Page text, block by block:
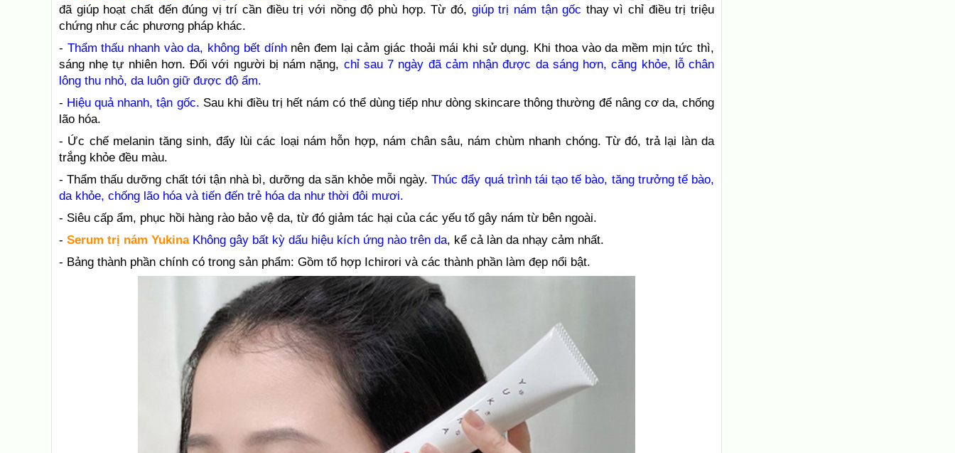
đã giúp hoạt chất đến đúng vị trí cần điều trị với nồng độ phù hợp. Từ đó, giúp trị nám tận gốc thay vì chỉ điều trị triệu
chứng như các phương pháp khác.
- Thẩm thấu nhanh vào da, không bết dínhnên đem lại cảm giác thoải mái khi sử dụng. Khi thoa vào da mềm mịn tức thì,
sáng nhẹ tự nhiên hơn. Đối với người bị nám nặng, chỉ sau 7 ngày đã cảm nhận được da sáng hơn, căng khỏe, lỗ chân
lông thu nhỏ, da luôn giữ được độ ẩm.
- Hiệu quả nhanh, tận gốc. Sau khi điều trị hết nám có thể dùng tiếp như dòng skincare thông thường để nâng cơ da, chống
lão hóa.
- Ức chế melanin tăng sinh, đẩy lùi các loại nám hỗn hợp, nám chân sâu, nám chùm nhanh chóng. Từ đó, trả lại làn da
trắng khỏe đều màu.
- Thẩm thấu dưỡng chất tới tận nhà bì, dưỡng da săn khỏe mỗi ngày. Thúc đẩy quá trình tái tạo tế bào, tăng trưởng tế bào,
da khỏe, chống lão hóa và tiến đến trẻ hóa da như thời đôi mươi.
- Siêu cấp ẩm, phục hồi hàng rào bảo vệ da, từ đó giảm tác hại của các yếu tố gây nám từ bên ngoài.
- Serum trị nám Yukina Không gây bất kỳ dấu hiệu kích ứng nào trên da, kể cả làn da nhạy cảm nhất.
- Bảng thành phần chính có trong sản phẩm: Gồm tổ hợp Ichirori và các thành phần làm đẹp nổi bật.